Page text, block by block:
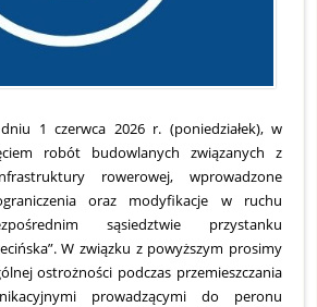
1 czerwca 2026 r. (poniedziałek), w
robót budowlanych związanych z
rowerowej, wprowadzone
oraz modyfikacje w ruchu
sąsiedztwie przystanku
W związku z powyższym prosimy
ostrożności podczas przemieszczania
prowadzącymi do peronu